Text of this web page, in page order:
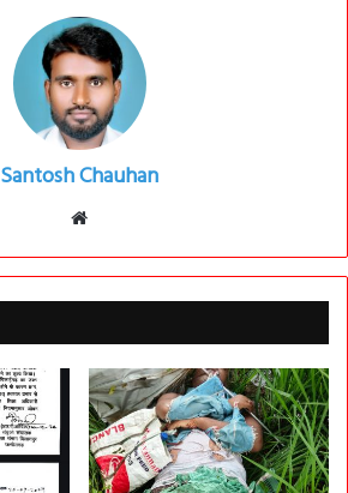
Santosh Chauhan